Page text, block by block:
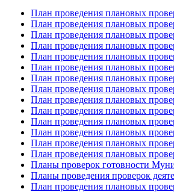
План проведения плановых
План проведения плановых
План проведения плановых
План проведения плановых
План проведения плановых
План проведения плановых
План проведения плановых
План проведения плановых
План проведения плановых
План проведения плановых
План проведения плановых
План проведения плановых
План проведения плановых
План проведения плановых
Планы проверок готовности
Планы проведения проверок
План проведения плановых